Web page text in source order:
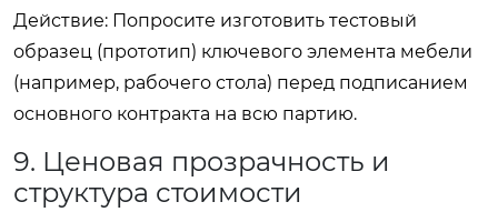
Действие: Попросите изготовить тестовый
образец (прототип) ключевого элемента мебели
(например, рабочего стола) перед подписанием
основного контракта на всю партию.
9. Ценовая прозрачность и
структура стоимости